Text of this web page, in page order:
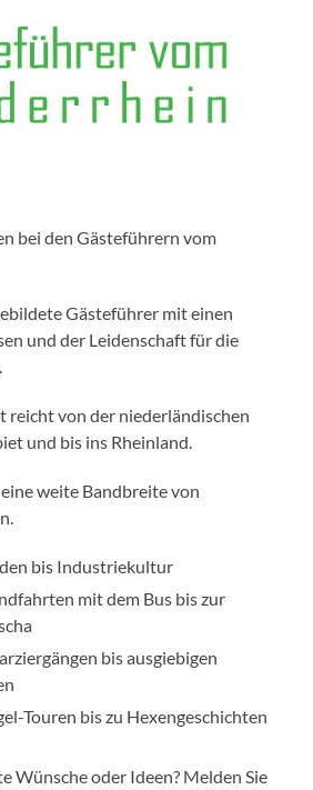
bei den Gästeführern vom
Gästeführer mit einen
und der Leidenschaft für die
reicht von der niederländischen
und bis ins Rheinland.
weite Bandbreite von
bis Industriekultur
mit dem Bus bis zur
bis ausgiebigen
Touren bis zu Hexengeschichten
Wünsche oder Ideen? Melden Sie